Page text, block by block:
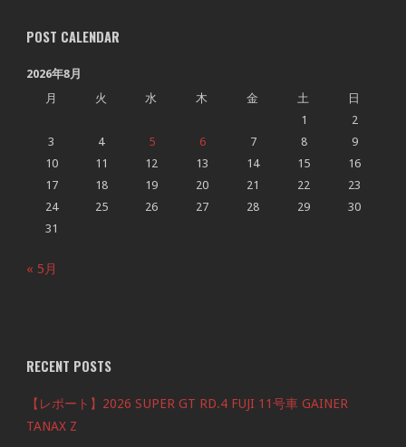
POST CALENDAR
2026年8月
月
火 水 木 金 土
日
1
2
3
4 5 6 7 8
9
10
11 12 13 14 15
16
17
18 19 20 21 22
23
24
25 26 27 28 29
30
31
« 5月
RECENT POSTS
【レポート】2026 SUPER GT RD.4 FUJI 11号車 GAINER
TANAX Z